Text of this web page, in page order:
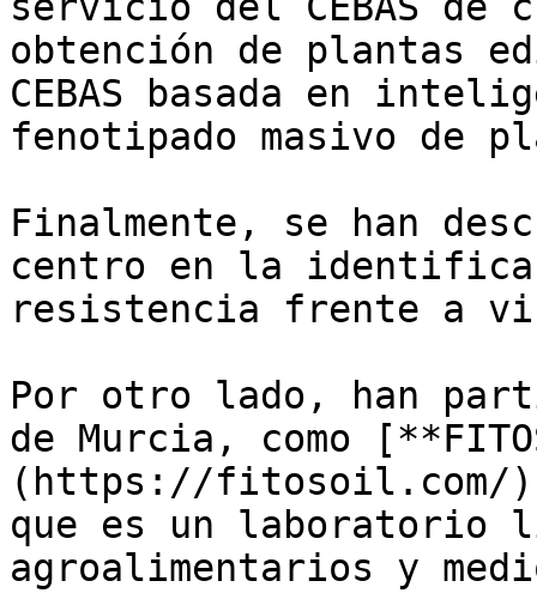
obtención de plantas
CEBAS basada en
fenotipado masivo de
Finalmente, se han
centro en la
resistencia frente a
Por otro lado, han
de Murcia, como
(https://fitosoil.com/
que es un laboratorio
agroalimentarios y